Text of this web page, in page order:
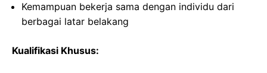
Kemampuan bekerja sama dengan individu dari
berbagai latar belakang
Kualifikasi Khusus: